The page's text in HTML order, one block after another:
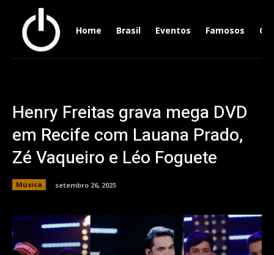
Home Brasil Eventos Famosos
Henry Freitas grava mega DVD
em Recife com Lauana Prado,
Zé Vaqueiro e Léo Foguete
Música setembro 26, 2025